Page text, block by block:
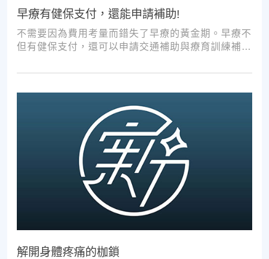
早療有健保支付，還能申請補助!
不需要因為費用考量而錯失了早療的黃金期。早療不
但有健保支付，還可以申請交通補助與療育訓練補
解開身體疼痛的枷鎖